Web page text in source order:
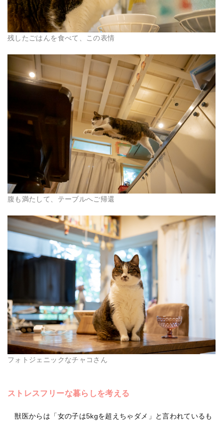
残したごはんを食べて、この表情
腹も満たして、テーブルへご帰還
フォトジェニックなチャコさん
ストレスフリーな暮らしを考える
獣医からは「女の子は5kgを超えちゃダメ」と言われているも